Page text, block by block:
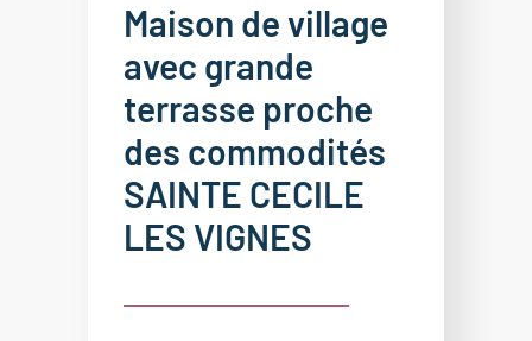
Maison de village
avec grande
terrasse proche
des commodités
SAINTE CECILE
LES VIGNES